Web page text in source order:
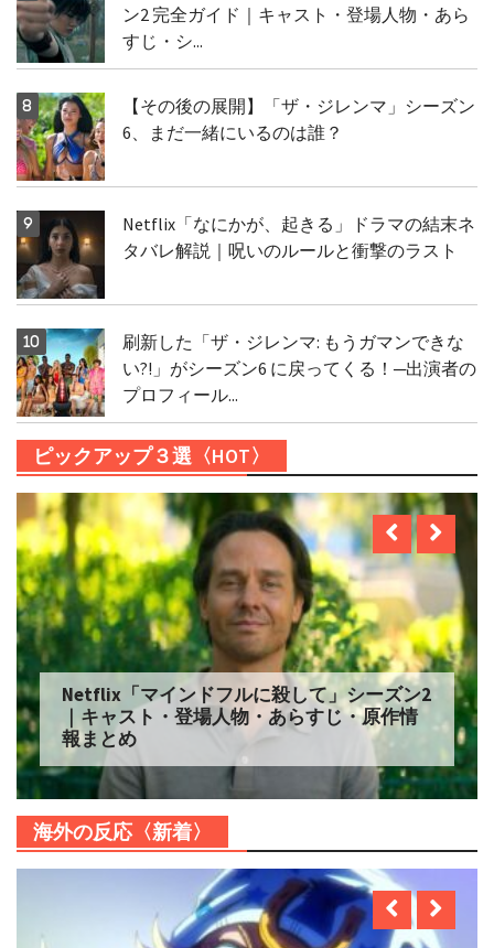
ン2 完全ガイド｜キャスト・登場人物・あら
すじ・シ...
【その後の展開】「ザ・ジレンマ」シーズン
6、まだ一緒にいるのは誰？
Netflix「なにかが、起きる」ドラマの結末ネ
タバレ解説｜呪いのルールと衝撃のラスト
刷新した「ザ・ジレンマ: もうガマンできな
い?!」がシーズン6 に戻ってくる！─出演者の
プロフィール...
ピックアップ３選〈HOT〉
Netflix「マインドフルに殺して」シーズン2
｜キャスト・登場人物・あらすじ・原作情
報まとめ
海外の反応〈新着〉